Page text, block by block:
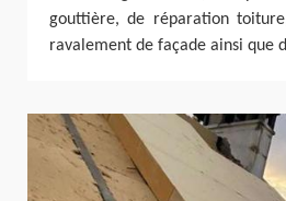
gouttière, de réparation
ravalement de façade ainsi que